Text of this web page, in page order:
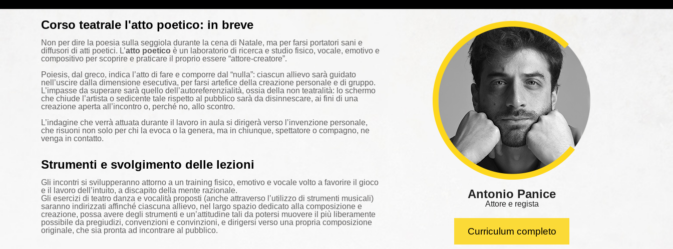
Corso teatrale l'atto poetico: in breve
Non per dire la poesia sulla seggiola durante la cena di Natale, ma per farsi portatori sani e
diffusori di atti poetici. L’atto poetico è un laboratorio di ricerca e studio fisico, vocale, emotivo e
compositivo per scoprire e praticare il proprio essere “attore-creatore”.
Poiesis, dal greco, indica l’atto di fare e comporre dal “nulla”: ciascun allievo sarà guidato
nell’uscire dalla dimensione esecutiva, per farsi artefice della creazione personale e di gruppo.
L’impasse da superare sarà quello dell’autoreferenzialità, ossia della non teatralità: lo schermo
che chiude l’artista o sedicente tale rispetto al pubblico sarà da disinnescare, ai fini di una
creazione aperta all’incontro o, perché no, allo scontro.
L’indagine che verrà attuata durante il lavoro in aula si dirigerà verso l’invenzione personale,
che risuoni non solo per chi la evoca o la genera, ma in chiunque, spettatore o compagno, ne
venga in contatto.
Strumenti e svolgimento delle lezioni
Gli incontri si svilupperanno attorno a un training fisico, emotivo e vocale volto a favorire il gioco
e il lavoro dell’intuito, a discapito della mente razionale.
Gli esercizi di teatro danza e vocalità proposti (anche attraverso l’utilizzo di strumenti musicali)
saranno indirizzati affinché ciascuna allievo, nel largo spazio dedicato alla composizione e
creazione, possa avere degli strumenti e un’attitudine tali da potersi muovere il più liberamente
possibile da pregiudizi, convenzioni e convinzioni, e dirigersi verso una propria composizione
originale, che sia pronta ad incontrare al pubblico.
Antonio Panice
Attore e regista
Curriculum completo